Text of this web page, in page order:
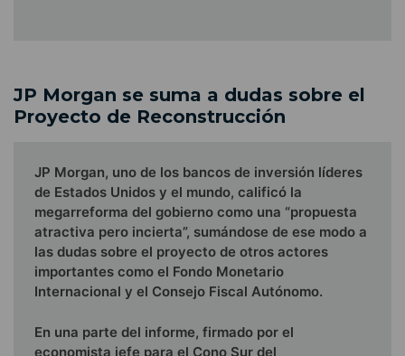
JP Morgan se suma a dudas sobre el
Proyecto de Reconstrucción
JP Morgan, uno de los bancos de inversión líderes
de Estados Unidos y el mundo, calificó la
megarreforma del gobierno como una “propuesta
atractiva pero incierta”, sumándose de ese modo a
las dudas sobre el proyecto de otros actores
importantes como el Fondo Monetario
Internacional y el Consejo Fiscal Autónomo.
En una parte del informe, firmado por el
economista jefe para el Cono Sur del